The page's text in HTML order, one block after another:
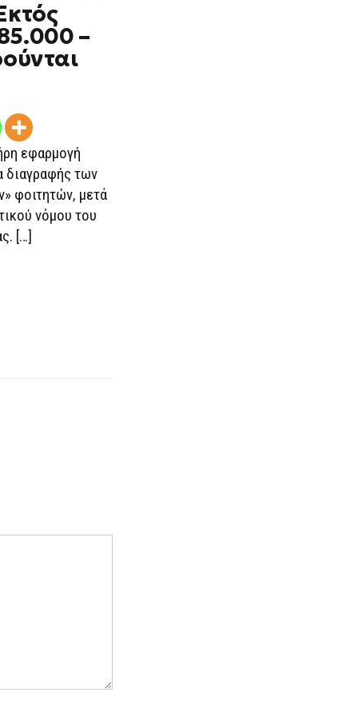
ΦΟΙΤΗΤΏΝ:
ΕΚΤΌΣ
ΜΗΤΡΏΩΝ
285.000
–
–
εφαρμογή
διαγραφής των
φοιτητών, μετά
νόμου του
[…]